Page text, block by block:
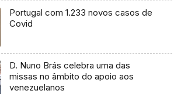
Portugal com 1.233 novos casos de
Covid
D. Nuno Brás celebra uma das
missas no âmbito do apoio aos
venezuelanos